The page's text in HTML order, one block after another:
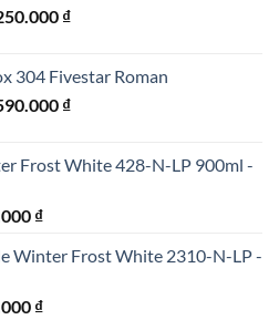
690.000 ₫.
₫.
₫Giá
là:
1.250.000 ₫.
304 Fivestar Roman
₫.
₫Giá
là:
Frost White 428-N-LP 900ml -
₫.
₫Giá
tại
290.000 ₫.
Winter Frost White 2310-N-LP -
₫Giá